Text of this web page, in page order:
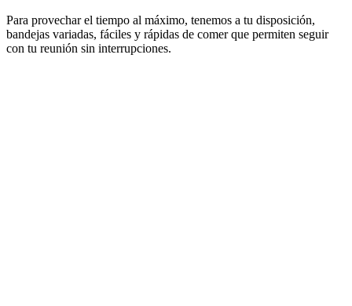
Para provechar el tiempo al máximo, tenemos a tu disposición,
bandejas variadas, fáciles y rápidas de comer que permiten seguir
con tu reunión sin interrupciones.